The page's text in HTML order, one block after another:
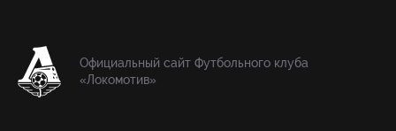
Официальный сайт Футбольного клуба
«Локомотив»